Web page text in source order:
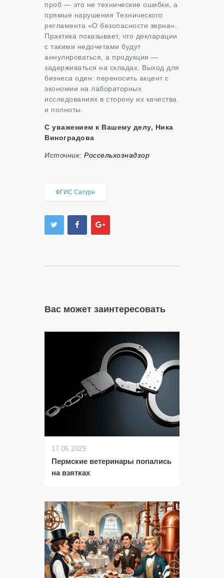
проб — это не технические ошибки, а
прямые нарушения Технического
регламента «О безопасности зерна».
Практика показывает, что декларации
с такими недочетами будут
аннулироваться, а продукция —
задерживаться на складах. Выход для
бизнеса один: переносить акцент с
экономии на лабораторных
исследованиях в сторону их качества
и полноты.
С уважением к Вашему делу, Ника
Виноградова
Источник: Россельхознадзор
ФГИС Сатурн
Вас может заинтересовать
17.06.2025
Пермские ветеринары попались
на взятках